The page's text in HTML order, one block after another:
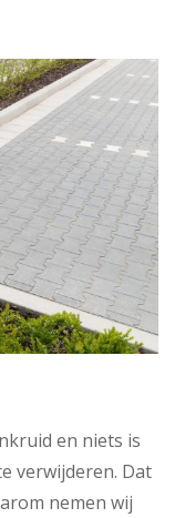
en niets is
verwijderen. Dat
nemen wij